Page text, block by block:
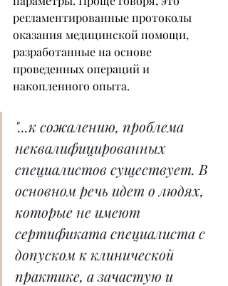
регламентированные протоколы
оказания медицинской помощи,
разработанные на основе
проведенных операций и
накопленного опыта.
"...к сожалению, проблема
неквалифицированных
специалистов существует. В
основном речь идет о людях,
которые не имеют
сертификата специалиста с
допуском к клинической
практике, а зачастую и